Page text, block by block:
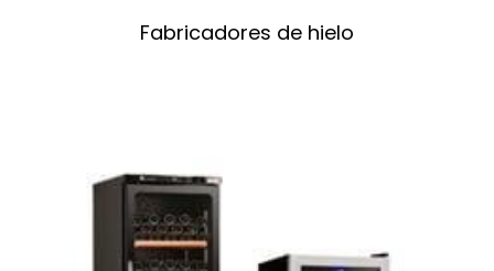
Fabricadores de hielo